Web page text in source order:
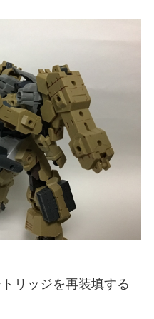
リッジを再装填する